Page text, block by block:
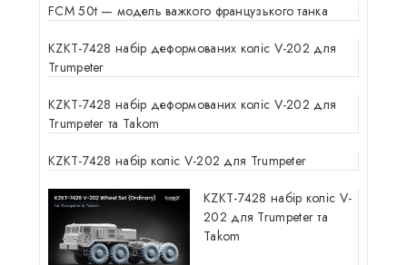
FCM 50t — модель важкого французького танка
KZKT-7428 набір деформованих коліс V-202 для
Trumpeter
KZKT-7428 набір деформованих коліс V-202 для
Trumpeter та Takom
KZKT-7428 набір коліс V-202 для Trumpeter
KZKT-7428 набір коліс V-
202 для Trumpeter та
Takom